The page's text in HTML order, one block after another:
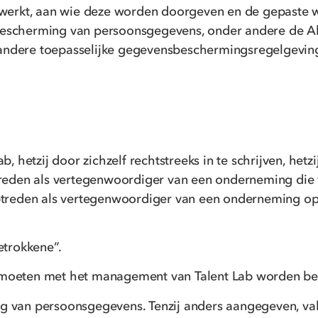
aan wie deze worden doorgeven en de
van persoonsgegevens, onder andere de
toepasselijke
hetzij door zichzelf rechtstreeks in te schrijven,
als vertegenwoordiger van een onderneming
als vertegenwoordiger van een onderneming
met het management van Talent Lab worden
persoonsgegevens. Tenzij anders aangegeven,